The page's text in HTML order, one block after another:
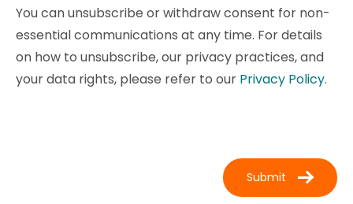
You can unsubscribe or withdraw consent for non-
essential communications at any time. For details
on how to unsubscribe, our privacy practices, and
your data rights, please refer to our Privacy Policy.